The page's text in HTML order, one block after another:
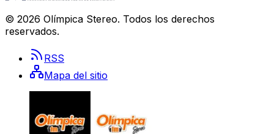
© 2026 Olímpica Stereo. Todos los derechos
reservados.
RSS
Mapa del sitio